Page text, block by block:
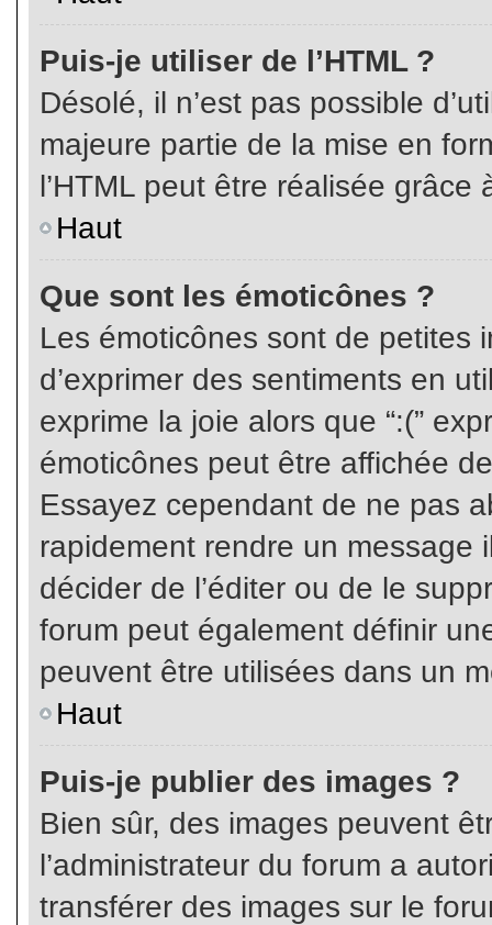
Puis-je utiliser de l’HTML ?
Désolé, il n’est pas possible
majeure partie de la mise en
l’HTML peut être réalisée grâce
Haut
Que sont les émoticônes ?
Les émoticônes sont de petites
d’exprimer des sentiments en
exprime la joie alors que “:(”
émoticônes peut être affichée
Essayez cependant de ne pas
rapidement rendre un message
décider de l’éditer ou de le
forum peut également définir
peuvent être utilisées dans un
Haut
Puis-je publier des images ?
Bien sûr, des images peuvent
l’administrateur du forum a
transférer des images sur le